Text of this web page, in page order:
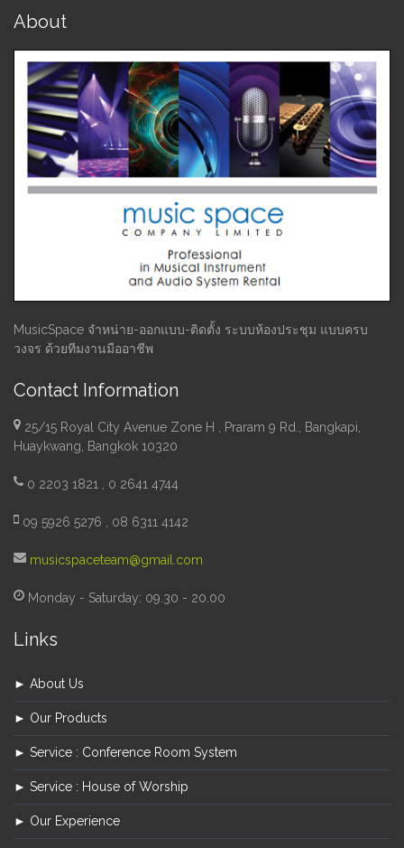
About
MusicSpace จำหน่าย-ออกแบบ-ติดตั้ง ระบบห้องประชุม แบบครบ
วงจร ด้วยทีมงานมืออาชีพ
Contact Information
25/15 Royal City Avenue Zone H , Praram 9 Rd., Bangkapi,
Huaykwang, Bangkok 10320
0 2203 1821 , 0 2641 4744
09 5926 5276 , 08 6311 4142
musicspaceteam@gmail.com
Monday - Saturday: 09.30 - 20.00
Links
► About Us
► Our Products
► Service : Conference Room System
► Service : House of Worship
► Our Experience